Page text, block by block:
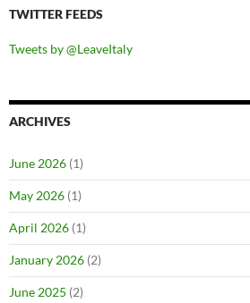
TWITTER FEEDS
Tweets by @LeaveItaly
ARCHIVES
June 2026 (1)
May 2026 (1)
April 2026 (1)
January 2026 (2)
June 2025 (2)